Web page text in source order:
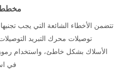
تتضمن الأخطاء الشائعة التي يجب
توصيلات محرك التبريد
الأسلاك بشكل خاطئ، واستخدام
في